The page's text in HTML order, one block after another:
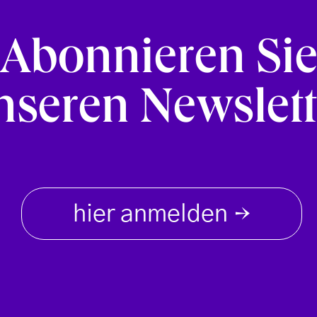
Abonnieren Sie
hier anmelden →